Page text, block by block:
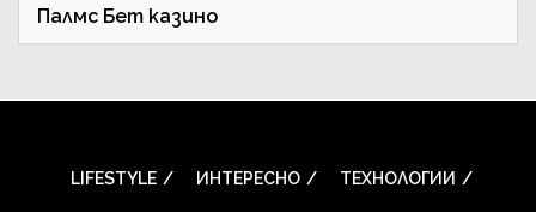
Палмс Бет казино
LIFESTYLE ИНТЕРЕСНО ТЕХНОЛОГИИ